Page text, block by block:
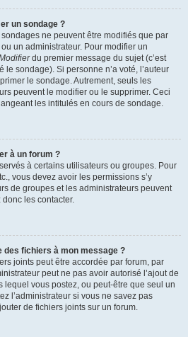
un sondage ?
ne peuvent être modifiés que par
un administrateur. Pour modifier un
du premier message du sujet (c’est
sondage). Si personne n’a voté, l’auteur
le sondage. Autrement, seuls les
peuvent le modifier ou le supprimer. Ceci
les intitulés en cours de sondage.
à un forum ?
à certains utilisateurs ou groupes. Pour
vous devez avoir les permissions s’y
de groupes et les administrateurs peuvent
les contacter.
des fichiers à mon message ?
joints peut être accordée par forum, par
peut ne pas avoir autorisé l’ajout de
lequel vous postez, ou peut-être que seul un
l’administrateur si vous ne savez pas
de fichiers joints sur un forum.